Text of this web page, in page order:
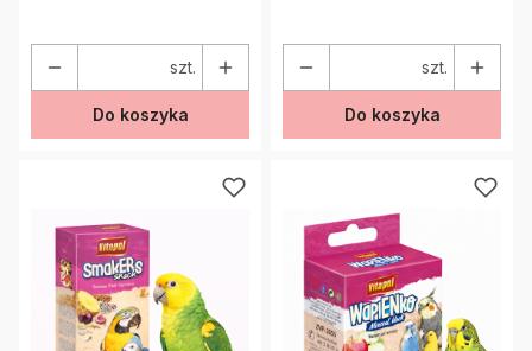
szt.
Do koszyka
szt.
Do koszyka